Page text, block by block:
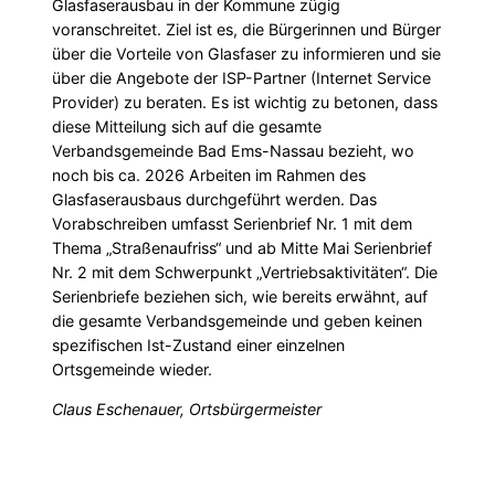
Glasfaserausbau in der Kommune zügig
voranschreitet. Ziel ist es, die Bürgerinnen und Bürger
über die Vorteile von Glasfaser zu informieren und sie
über die Angebote der ISP-Partner (Internet Service
Provider) zu beraten. Es ist wichtig zu betonen, dass
diese Mitteilung sich auf die gesamte
Verbandsgemeinde Bad Ems-Nassau bezieht, wo
noch bis ca. 2026 Arbeiten im Rahmen des
Glasfaserausbaus durchgeführt werden. Das
Vorabschreiben umfasst Serienbrief Nr. 1 mit dem
Thema „Straßenaufriss“ und ab Mitte Mai Serienbrief
Nr. 2 mit dem Schwerpunkt „Vertriebsaktivitäten“. Die
Serienbriefe beziehen sich, wie bereits erwähnt, auf
die gesamte Verbandsgemeinde und geben keinen
spezifischen Ist-Zustand einer einzelnen
Ortsgemeinde wieder.
Claus Eschenauer, Ortsbürgermeister